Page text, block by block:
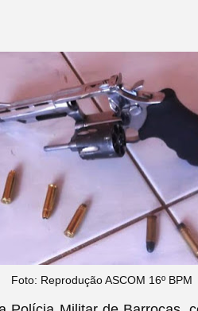
Foto: Reprodução ASCOM 16º BPM